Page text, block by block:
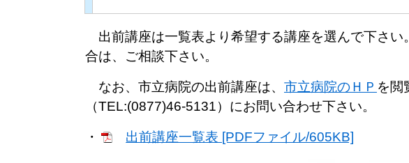
出前講座は一覧表より希望する講座を選んで下さい
合は、ご相談下さい。
なお、市立病院の出前講座は、 市立病院のＨＰ を閲
（TEL:(0877)46-5131）にお問い合わせ下さい。
・ 出前講座一覧表 [PDFファイル/605KB]